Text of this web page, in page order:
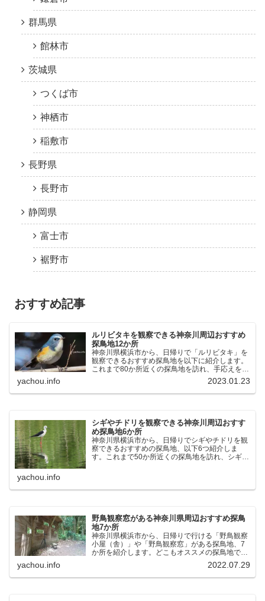
群馬県
館林市
茨城県
つくば市
神栖市
稲敷市
長野県
長野市
静岡県
富士市
裾野市
おすすめ記事
ルリビタキを観察できる神奈川周辺おすすめ
探鳥地12か所
神奈川県横浜市から、日帰りで「ルリビタキ」を
観察できるおすすめ探鳥地を以下に紹介します。
これまで80か所近くの探鳥地を訪れ、手応えを感
じた場所です。以下、★ が多いほど観察しやす
く、出現頻度が高いと感じた場所です。 北本自然
観察公園：埼玉県...
yachou.info 2023.01.23
シギやチドリを観察できる神奈川周辺おすす
め探鳥地6か所
神奈川県横浜市から、日帰りでシギやチドリを観
察できるおすすめの探鳥地、以下6つ紹介しま
す。これまで50か所近くの探鳥地を訪れ、シギや
yachou.info
野鳥観察窓がある神奈川県周辺おすすめ探鳥
地7か所
神奈川県横浜市から、日帰りで行ける「野鳥観察
小屋（舎）」や「野鳥観察窓」がある探鳥地、7
か所を紹介します。どこもオススメの探鳥地で
す。実際に訪れてみると、野山にいる野鳥、海や
湖にいる野鳥それぞれ違う観察になりました。街
中にあり、電車で行ける...
yachou.info 2022.07.29